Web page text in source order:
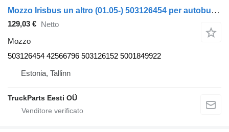
Mozzo Irisbus un altro (01.05-) 503126454 per autobus Irisbus Access, Evadys, Axer, Karosa, Recreo, Domino, Agora, Citelis, Eurorider (1999-)
129,03 € Netto
Mozzo
503126454 42566796 503126152 5001849922
Estonia, Tallinn
TruckParts Eesti OÜ